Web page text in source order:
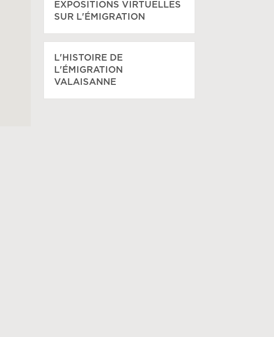
EXPOSITIONS VIRTUELLES
SUR L'ÉMIGRATION
L'HISTOIRE DE
L'ÉMIGRATION
VALAISANNE